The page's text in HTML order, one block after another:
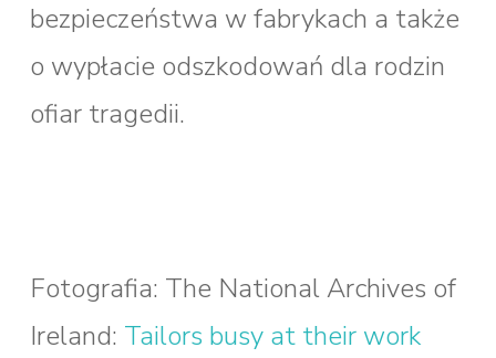
bezpieczeństwa w fabrykach a także
o wypłacie odszkodowań dla rodzin
ofiar tragedii.
Fotografia: The National Archives of
Ireland: Tailors busy at their work